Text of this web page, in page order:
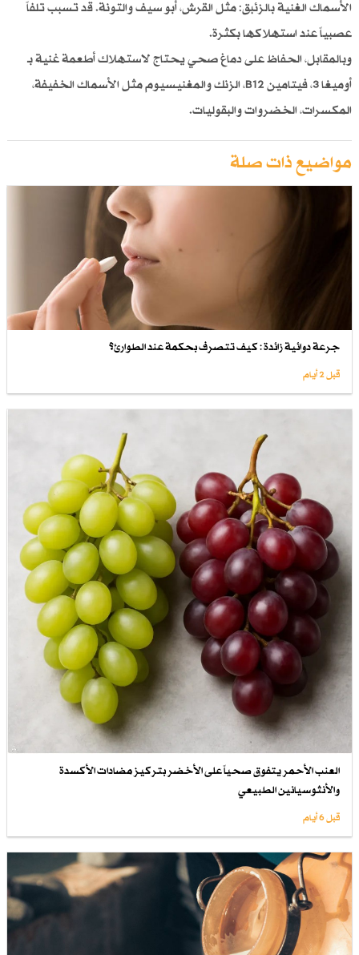
الأسماك الغنية بالزئبق: مثل القرش، أبو سيف والتونة. قد تسبب تلفاً
عصبياً عند استهلاكها بكثرة.
وبالمقابل، الحفاظ على دماغ صحي يحتاج لاستهلاك أطعمة غنية بـ
أوميغا 3، فيتامين B12، الزنك والمغنيسيوم مثل الأسماك الخفيفة،
المكسرات، الخضروات والبقوليات.
مواضيع ذات صلة
جرعة دوائية زائدة : كيف تتصرف بحكمة عند الطوارئ؟
قبل 2 أيام
العنب الأحمر يتفوق صحياً على الأخضر بتركيز مضادات الأكسدة
والأنثوسيانين الطبيعي
قبل 6 أيام